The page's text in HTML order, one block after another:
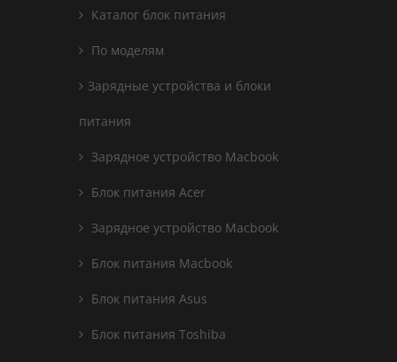
Каталог блок питания
По моделям
Зарядные устройства и блоки
питания
Зарядное устройство Macbook
Блок питания Acer
Зарядное устройство Macbook
Блок питания Macbook
Блок питания Asus
Блок питания Toshiba